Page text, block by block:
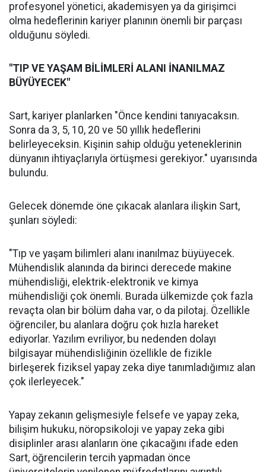
profesyonel yönetici, akademisyen ya da girişimci
olma hedeflerinin kariyer planının önemli bir parçası
olduğunu söyledi.
"TIP VE YAŞAM BİLİMLERİ ALANI İNANILMAZ
BÜYÜYECEK"
Sart, kariyer planlarken "Önce kendini tanıyacaksın.
Sonra da 3, 5, 10, 20 ve 50 yıllık hedeflerini
belirleyeceksin. Kişinin sahip olduğu yeteneklerinin
dünyanın ihtiyaçlarıyla örtüşmesi gerekiyor." uyarısında
bulundu.
Gelecek dönemde öne çıkacak alanlara ilişkin Sart,
şunları söyledi:
"Tıp ve yaşam bilimleri alanı inanılmaz büyüyecek.
Mühendislik alanında da birinci derecede makine
mühendisliği, elektrik-elektronik ve kimya
mühendisliği çok önemli. Burada ülkemizde çok fazla
revaçta olan bir bölüm daha var, o da pilotaj. Özellikle
öğrenciler, bu alanlara doğru çok hızla hareket
ediyorlar. Yazılım evriliyor, bu nedenden dolayı
bilgisayar mühendisliğinin özellikle de fizikle
birleşerek fiziksel yapay zeka diye tanımladığımız alan
çok ilerleyecek."
Yapay zekanın gelişmesiyle felsefe ve yapay zeka,
bilişim hukuku, nöropsikoloji ve yapay zeka gibi
disiplinler arası alanların öne çıkacağını ifade eden
Sart, öğrencilerin tercih yapmadan önce